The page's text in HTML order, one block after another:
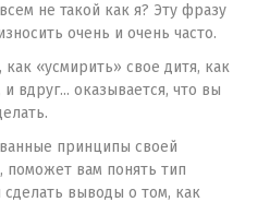
не такой как я? Эту фразу
очень и очень часто.
«усмирить» свое дитя, как
вдруг... оказывается, что вы
принципы своей
поможет вам понять тип
выводы о том, как